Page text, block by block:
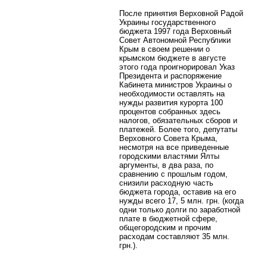
После принятия Верховной Радой
Украины государственного
бюджета 1997 года Верховный
Совет Автономной Республики
Крым в своем решении о
крымском бюджете в августе
этого года проигнорировал Указ
Президента и распоряжение
Кабинета министров Украины о
необходимости оставлять на
нужды развития курорта 100
процентов собранных здесь
налогов, обязательных сборов и
платежей. Более того, депутаты
Верховного Совета Крыма,
несмотря на все приведенные
городскими властями Ялты
аргументы, в два раза, по
сравнению с прошлым годом,
снизили расходную часть
бюджета города, оставив на его
нужды всего 17, 5 млн. грн. (когда
одни только долги по заработной
плате в бюджетной сфере,
общегородским и прочим
расходам составляют 35 млн.
грн.).